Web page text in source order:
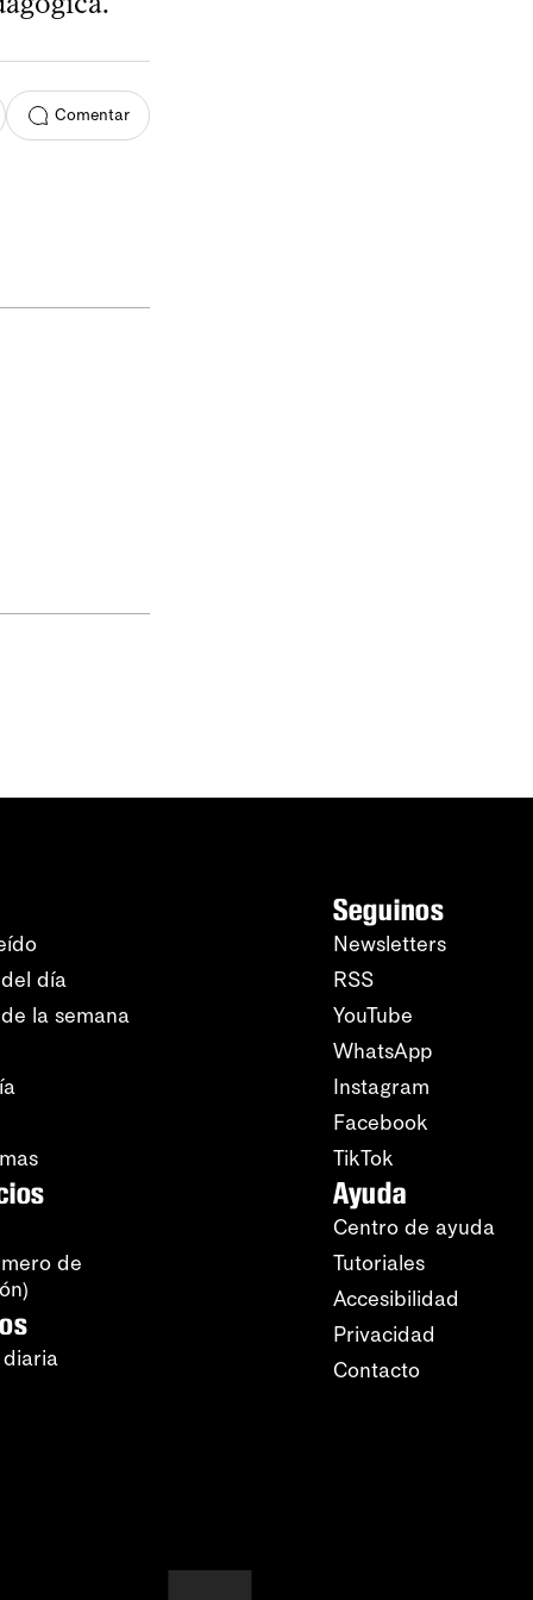
Comentar
día
la semana
de
Seguinos
Newsletters
RSS
YouTube
WhatsApp
Instagram
Facebook
TikTok
Ayuda
Centro de ayuda
Tutoriales
Accesibilidad
Privacidad
Contacto